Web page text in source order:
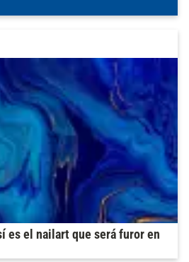
es el nailart que será furor en